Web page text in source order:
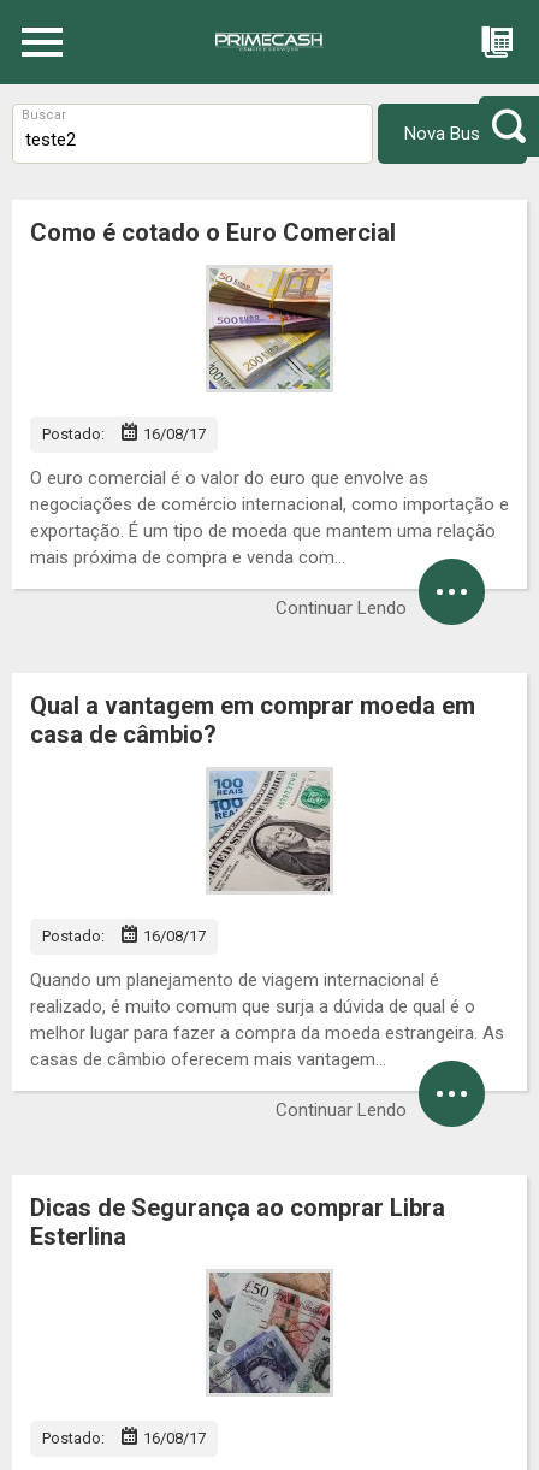
Busca
Buscar
Como é cotado o Euro Comercial
Postado: 16/08/17
O euro comercial é o valor do euro que envolve as
negociações de comércio internacional, como importação e
exportação. É um tipo de moeda que mantem uma relação
mais próxima de compra e venda com…
Continuar Lendo
Qual a vantagem em comprar moeda em
casa de câmbio?
Postado: 16/08/17
Quando um planejamento de viagem internacional é
realizado, é muito comum que surja a dúvida de qual é o
melhor lugar para fazer a compra da moeda estrangeira. As
casas de câmbio oferecem mais vantagem…
Continuar Lendo
Dicas de Segurança ao comprar Libra
Esterlina
Postado: 16/08/17